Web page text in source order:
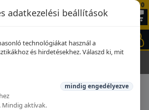
adatkezelési beállítások
technológiákat használ a
és hirdetésekhez. Válaszd ki, mit
Mindig aktívak.
mindig engedélyezve
0